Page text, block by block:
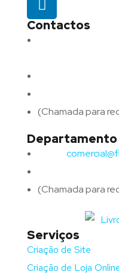
Contactos
(Chamada para
Departamento
(Chamada para
Serviços
Criação de Site
Criação de Loja